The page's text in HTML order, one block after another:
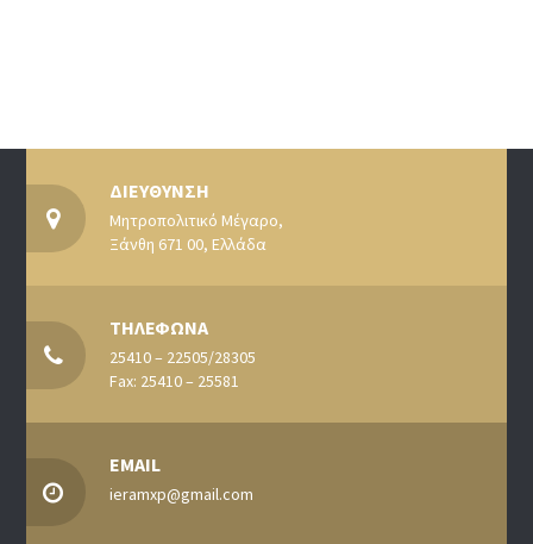
ΔΙΕΥΘΥΝΣΗ
Μητροπολιτικό Μέγαρο,
Ξάνθη 671 00, Ελλάδα
ΤΗΛΕΦΩΝΑ
25410 – 22505/28305
Fax: 25410 – 25581
EMAIL
ieramxp@gmail.com